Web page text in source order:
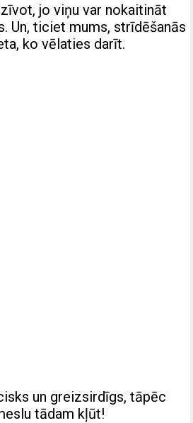
jo viņu var nokaitināt
Un, ticiet mums, strīdēšanās
ko vēlaties darīt.
un greizsirdīgs, tāpēc
tādam kļūt!